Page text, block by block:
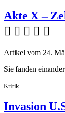
Akte X –
    
Artikel vom 24.
Sie fanden
Kritik
Invasion